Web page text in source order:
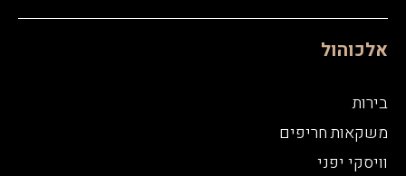
אלכוהול
בירות
משקאות חריפים
וויסקי יפני